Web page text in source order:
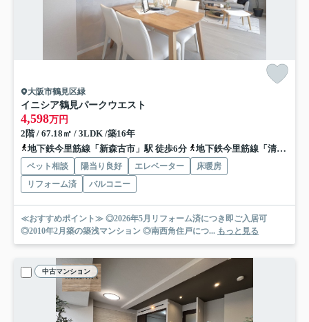
大阪市鶴見区緑
イニシア鶴見パークウエスト
4,598万円
2階 / 67.18㎡ / 3LDK /築16年
地下鉄今里筋線「新森古市」駅 徒歩6分
地下鉄今里筋線「清水」駅 徒歩13分
ペット相談 陽当り良好 エレベーター
床暖房
リフォーム済
バルコニー
≪おすすめポイント≫ ◎2026年5月リフォーム済につき即ご入居可
◎2010年2月築の築浅マンション ◎南西角住戸につ... もっと見る
中古マンション